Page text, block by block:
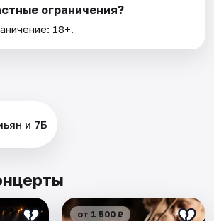
ограничения?
18+.
и 7Б
от 1 500 ₽